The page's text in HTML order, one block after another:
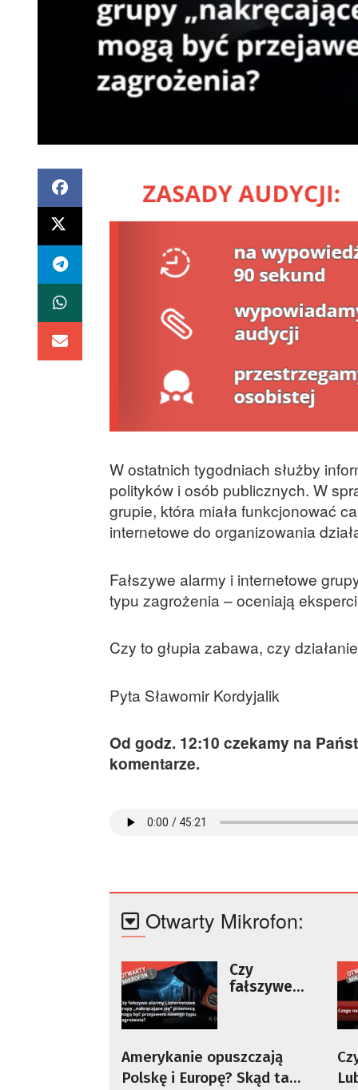
W ostatnich tygodniach służby
polityków i osób publicznych. W
grupie, która miała funkcjonować
internetowe do organizowania
Fałszywe alarmy i internetowe
typu zagrożenia – oceniają
Czy to głupia zabawa, czy
Pyta Sławomir Kordyjalik
Od godz. 12:10 czekamy na
komentarze.
Otwarty Mikrofon:
Czy
fałszywe
„nakręcając
e się”
Amerykanie opuszczają
Polskę i Europę? Skąd ta